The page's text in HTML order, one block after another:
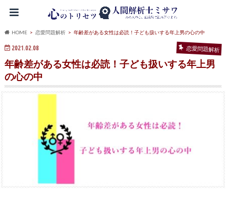
HOME 恋愛問題解析 年齢差がある女性は必読！子ども扱いする年上男の心の中
2021.02.08 恋愛問題解析
年齢差がある女性は必読！子ども扱いする年上男
の心の中